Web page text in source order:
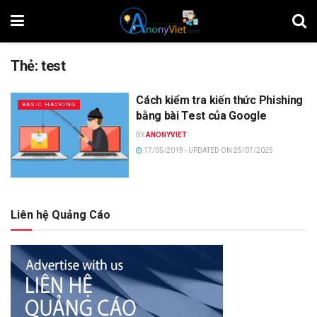
Thẻ:test
BASIC HACKING
Cách kiểm tra kiến thức Phishing
bằng bài Test của Google
BYANONYVIET
17/05/2019 - UPDATED ON 25/07/2025
Liên hệ Quảng Cáo